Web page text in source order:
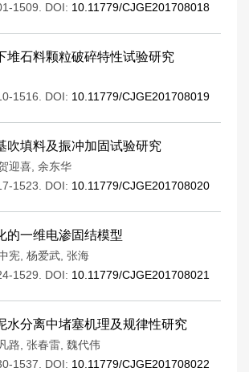
1509.
DOI: 10.11779/CJGE201708018
堆石料颗粒破碎特性试验研究
1516.
DOI: 10.11779/CJGE201708019
吹填料及振冲加固试验研究
迎喜 余东华
1523.
DOI: 10.11779/CJGE201708020
的一维电渗固结模型
宪 杨爱武 张海
1529.
DOI: 10.11779/CJGE201708021
水分离中堵塞机理及规律性研究
路 张春雷 魏代伟
1537.
DOI: 10.11779/CJGE201708022